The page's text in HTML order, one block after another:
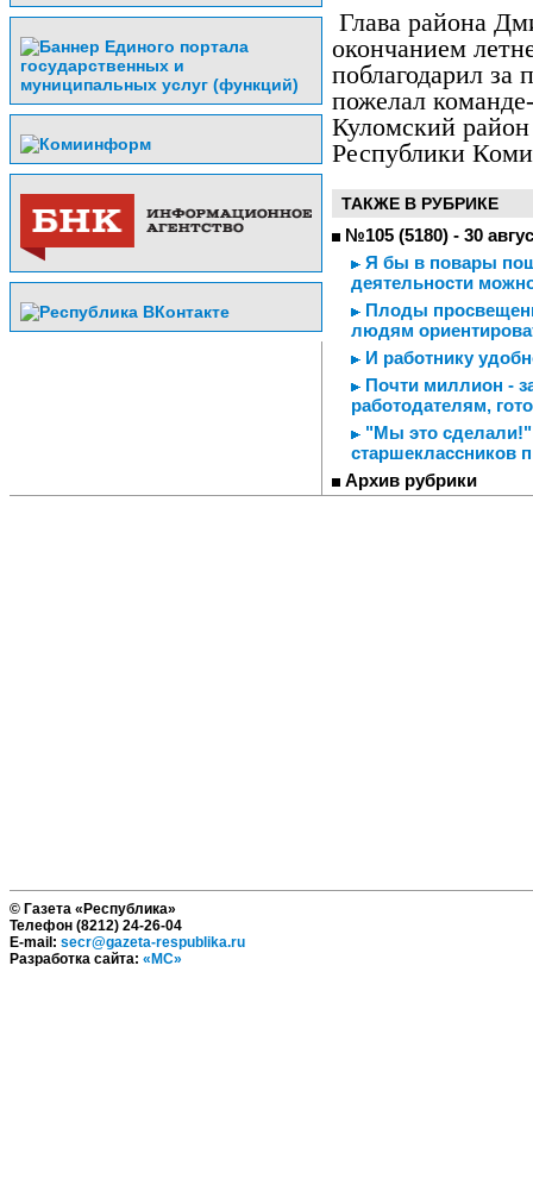
Глава района
окончанием
поблагодарил за
пожелал
Куломский
Республики
ТАКЖЕ В РУБРИКЕ
№105 (5180) - 30
Я бы в повары
деятельности
Плоды
людям
И работнику
Почти миллион -
работодателям,
"Мы это сделали!"
старшеклассников
Архив рубрики
© Газета «Республика»
Телефон (8212) 24-26-04
E-mail: secr@gazeta-respublika.ru
Разработка сайта: «МС»